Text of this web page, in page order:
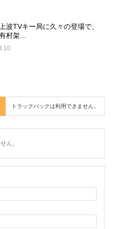
波TVキー局に久々の登場で、
村架...
トラックバックは利用できません。
ん。